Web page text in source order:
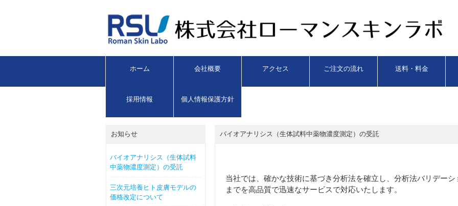
ホーム 会社概要 アクセス ご注文の流れ 送料・料金
採用情報 個人情報保護方針
バイオアナリシス（生体試料中薬物濃度測定）の受託
当社では、確かな技術に基づき分析法を確立し、分析法バリデー
までを高品質で迅速なサービスで対応いたします。
お知らせ
バイオアナリシス（生体試料
中薬物濃度測定）の受託
三次元培養ヒト皮膚モデルの
価格改定について